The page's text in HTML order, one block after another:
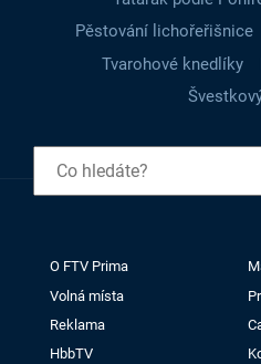
Pěstování lichořeřišnice
Tvarohové knedlíky
O FTV Prima
Volná místa
Reklama
HbbTV